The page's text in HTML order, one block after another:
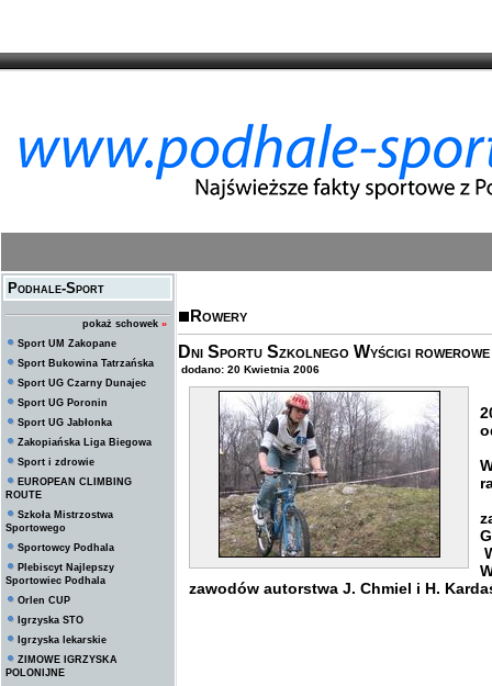
Podhale-Sport
pokaż schowek »
Sport UM Zakopane
Sport Bukowina Tatrzańska
Sport UG Czarny Dunajec
Sport UG Poronin
Sport UG Jabłonka
Zakopiańska Liga Biegowa
Sport i zdrowie
EUROPEAN CLIMBING
ROUTE
Szkoła Mistrzostwa
Sportowego
Sportowcy Podhala
Plebiscyt Najlepszy
Sportowiec Podhala
Orlen CUP
Igrzyska STO
Igrzyska lekarskie
ZIMOWE IGRZYSKA
POLONIJNE
Rowery
Dni Sportu Szkolnego Wyścigi
dodano: 20 Kwietnia 2006
zawodów autorstwa J. Chmiel i H.